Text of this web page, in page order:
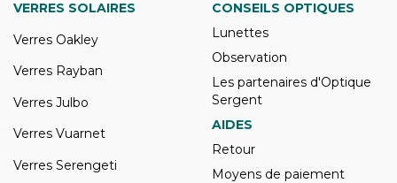
VERRES SOLAIRES
Verres Oakley
Verres Rayban
Verres Julbo
Verres Vuarnet
Verres Serengeti
CONSEILS OPTIQUES
Lunettes
Observation
Les partenaires d'Optique
Sergent
AIDES
Retour
Moyens de paiement